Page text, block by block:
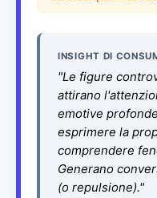
INSIGHT DI
"Le figure
attirano
emotive
esprimere la
comprendere
Generano
(o repulsione)."